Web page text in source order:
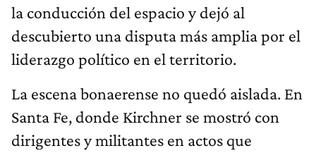
la conducción del espacio y dejó al
descubierto una disputa más amplia por el
liderazgo político en el territorio.
La escena bonaerense no quedó aislada. En
Santa Fe, donde Kirchner se mostró con
dirigentes y militantes en actos que